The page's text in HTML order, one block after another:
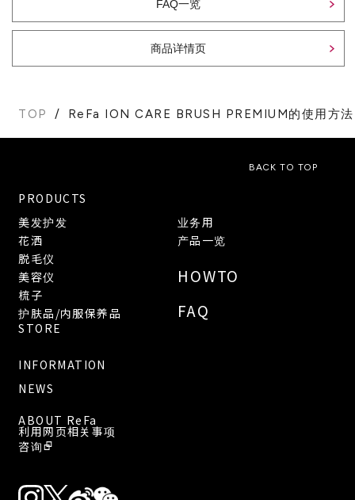
FAQ一览
商品详情页
TOP ReFa ION CARE BRUSH PREMIUM的使用方法
BACK TO TOP
PRODUCTS
美发护发
花洒
脱毛仪
美容仪
梳子
护肤品/内服保养品
业务用
产品一览
HOWTO
FAQ
STORE
INFORMATION
NEWS
ABOUT ReFa
利用网页相关事项
咨询